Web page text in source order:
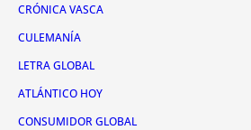
CRÓNICA VASCA
CULEMANÍA
LETRA GLOBAL
ATLÁNTICO HOY
CONSUMIDOR GLOBAL